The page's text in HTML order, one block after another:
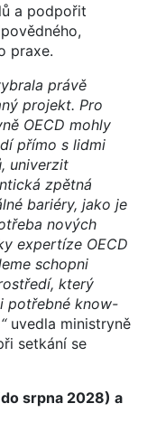
a podpořit
praxe.
právě
projekt. Pro
OECD mohly
přímo s lidmi
univerzit
zpětná
bariéry, jako je
nových
expertíze OECD
schopni
který
potřebné know-
uvedla ministryně
setkání se
srpna 2028) a